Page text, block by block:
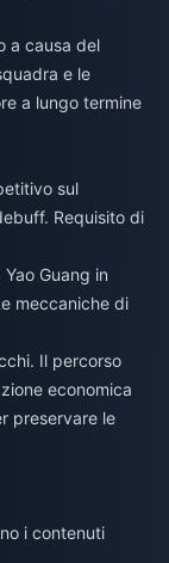
a causa del
e le
a lungo termine
sul
Requisito di
Guang in
meccaniche di
Il percorso
economica
preservare le
i contenuti